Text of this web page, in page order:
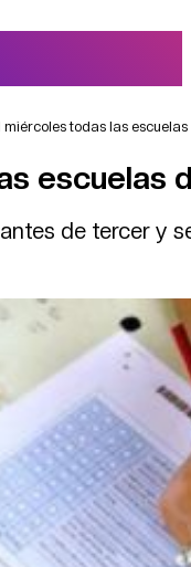
miércoles todas las
escuelas
de tercer y